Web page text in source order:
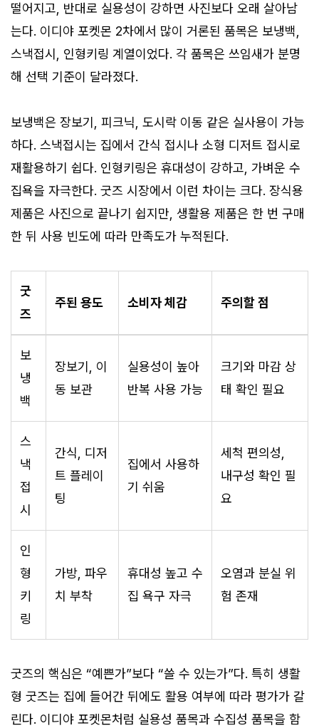
떨어지고, 반대로 실용성이 강하면 사진보다 오래 살아남
는다. 이디야 포켓몬 2차에서 많이 거론된 품목은 보냉백,
스낵접시, 인형키링 계열이었다. 각 품목은 쓰임새가 분명
해 선택 기준이 달라졌다.
보냉백은 장보기, 피크닉, 도시락 이동 같은 실사용이 가능
하다. 스낵접시는 집에서 간식 접시나 소형 디저트 접시로
재활용하기 쉽다. 인형키링은 휴대성이 강하고, 가벼운 수
집욕을 자극한다. 굿즈 시장에서 이런 차이는 크다. 장식용
제품은 사진으로 끝나기 쉽지만, 생활용 제품은 한 번 구매
한 뒤 사용 빈도에 따라 만족도가 누적된다.
굿
즈
주된 용도 소비자 체감 주의할 점
보
냉
백
장보기, 이
동 보관
실용성이 높아
반복 사용 가능
크기와 마감 상
태 확인 필요
스
낵
접
시
간식, 디저
트 플레이
팅
집에서 사용하
기 쉬움
세척 편의성,
내구성 확인 필
요
인
형
키
링
가방, 파우
치 부착
휴대성 높고 수
집 욕구 자극
오염과 분실 위
험 존재
굿즈의 핵심은 “예쁜가”보다 “쓸 수 있는가”다. 특히 생활
형 굿즈는 집에 들어간 뒤에도 활용 여부에 따라 평가가 갈
린다. 이디야 포켓몬처럼 실용성 품목과 수집성 품목을 함